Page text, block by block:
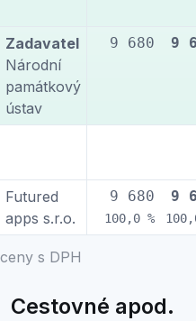
ceny s DPH
Zadavatel
Národní
památkový
ústav
9 680 9
Futured
apps s.r.o.
9 680
100,0 %
9
Cestovné apod.